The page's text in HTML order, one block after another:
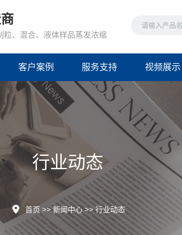
粒、混合、液体样品蒸发浓缩
客户案例 服务支持 视频展示
行业动态
首页 >>新闻中心>>行业动态